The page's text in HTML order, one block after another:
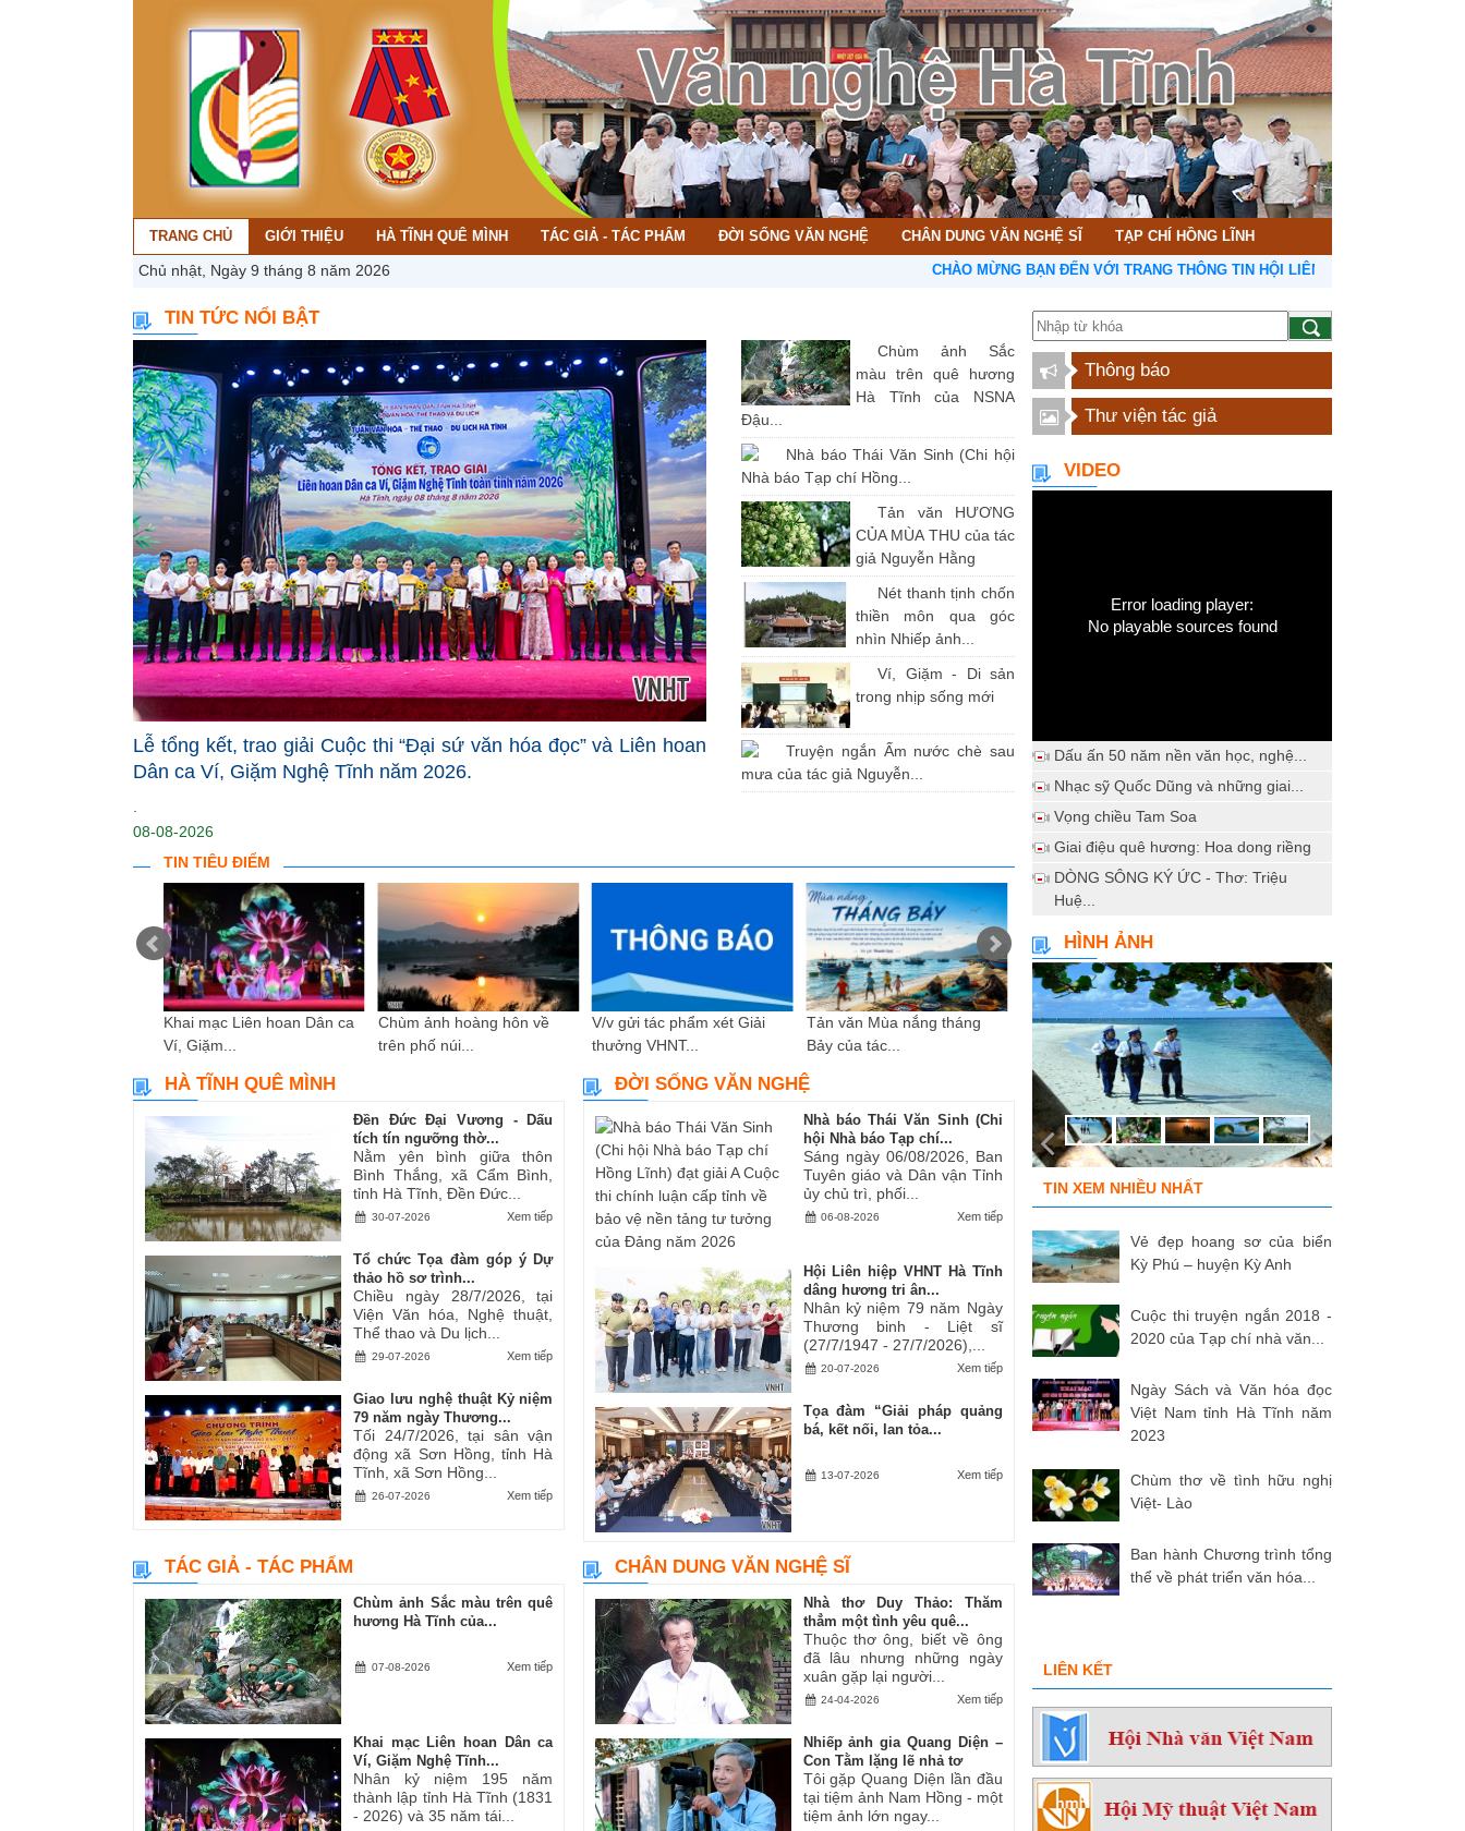
TRANG CHỦ GIỚI THIỆU HÀ TĨNH QUÊ MÌNH TÁC GIẢ - TÁC PHẨM ĐỜI SỐNG VĂN NGHỆ CHÂN DUNG VĂN NGHỆ SĨ TẠP CHÍ HỒNG LĨNH
Chủ nhật, Ngày 9 tháng 8 năm 2026 CHÀO MỪNG BẠN ĐẾN VỚI TRANG THÔNG TIN HỘI LIÊN HIỆP VĂN HỌC NGHỆ
TIN TỨC NỔI BẬT
Lễ tổng kết, trao giải Cuộc thi “Đại sứ văn hóa đọc” và Liên hoan
Dân ca Ví, Giặm Nghệ Tĩnh năm 2026.
.
08-08-2026
Chùm ảnh Sắc
màu trên quê hương
Hà Tĩnh của NSNA
Đậu...
Nhà báo Thái Văn Sinh (Chi hội
Nhà báo Tạp chí Hồng...
Tản văn HƯƠNG
CỦA MÙA THU của tác
giả Nguyễn Hằng
Nét thanh tịnh chốn
thiền môn qua góc
nhìn Nhiếp ảnh...
Ví, Giặm - Di sản
trong nhịp sống mới
Truyện ngắn Ấm nước chè sau
mưa của tác giả Nguyễn...
TIN TIÊU ĐIỂM
Khai mạc Liên hoan Dân ca
Ví, Giặm...
Chùm ảnh hoàng hôn về
trên phố núi...
V/v gửi tác phẩm xét Giải
thưởng VHNT...
Tản văn Mùa nắng tháng
Bảy của tác...
Chùm ảnh “Kéo lưới rùng”
của NSNA...
ĐỒNG ĐỘI ƠI, CÁC ANH ĐÃ
TRỞ VỀ!
HÀ TĨNH QUÊ MÌNH
Đền Đức Đại Vương - Dấu
tích tín ngưỡng thờ...
Nằm yên bình giữa thôn
Bình Thắng, xã Cẩm Bình,
tỉnh Hà Tĩnh, Đền Đức...
Xem tiếp
30-07-2026
Tổ chức Tọa đàm góp ý Dự
thảo hồ sơ trình...
Chiều ngày 28/7/2026, tại
Viện Văn hóa, Nghệ thuật,
Thể thao và Du lịch...
Xem tiếp
29-07-2026
Giao lưu nghệ thuật Kỷ niệm
79 năm ngày Thương...
Tối 24/7/2026, tại sân vận
động xã Sơn Hồng, tỉnh Hà
Tĩnh, xã Sơn Hồng...
Xem tiếp
26-07-2026
ĐỜI SỐNG VĂN NGHỆ
Nhà báo Thái Văn Sinh (Chi
hội Nhà báo Tạp chí...
Sáng ngày 06/08/2026, Ban
Tuyên giáo và Dân vận Tỉnh
ủy chủ trì, phối...
Xem tiếp
06-08-2026
Hội Liên hiệp VHNT Hà Tĩnh
dâng hương tri ân...
Nhân kỷ niệm 79 năm Ngày
Thương binh - Liệt sĩ
(27/7/1947 - 27/7/2026),...
Xem tiếp
20-07-2026
Tọa đàm “Giải pháp quảng
bá, kết nối, lan tỏa...
Xem tiếp
13-07-2026
TÁC GIẢ - TÁC PHẨM
Chùm ảnh Sắc màu trên quê
hương Hà Tĩnh của...
Xem tiếp
07-08-2026
Khai mạc Liên hoan Dân ca
Ví, Giặm Nghệ Tĩnh...
Nhân kỷ niệm 195 năm
thành lập tỉnh Hà Tĩnh (1831
- 2026) và 35 năm tái...
CHÂN DUNG VĂN NGHỆ SĨ
Nhà thơ Duy Thảo: Thăm
thẳm một tình yêu quê...
Thuộc thơ ông, biết về ông
đã lâu nhưng những ngày
xuân gặp lại người...
Xem tiếp
24-04-2026
Nhiếp ảnh gia Quang Diện –
Con Tằm lặng lẽ nhả tơ
Tôi gặp Quang Diện lần đầu
tại tiệm ảnh Nam Hồng - một
tiệm ảnh lớn ngay...
Thông báo
Thư viện tác giả
VIDEO
Error loading player:
No playable sources found
Dấu ấn 50 năm nền văn học, nghệ...
Nhạc sỹ Quốc Dũng và những giai...
Vọng chiều Tam Soa
Giai điệu quê hương: Hoa dong riềng
DÒNG SÔNG KÝ ỨC - Thơ: Triệu
Huệ...
HÌNH ẢNH
TIN XEM NHIỀU NHẤT
Vẻ đẹp hoang sơ của biển
Kỳ Phú – huyện Kỳ Anh
Cuộc thi truyện ngắn 2018 -
2020 của Tạp chí nhà văn...
Ngày Sách và Văn hóa đọc
Việt Nam tỉnh Hà Tĩnh năm
2023
Chùm thơ về tình hữu nghị
Việt- Lào
Ban hành Chương trình tổng
thể về phát triển văn hóa...
LIÊN KẾT